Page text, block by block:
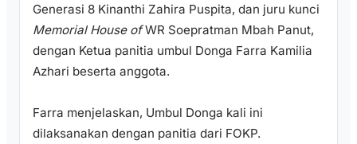
Generasi 8 Kinanthi Zahira Puspita, dan juru kunci
Memorial House ofWR Soepratman Mbah Panut,
dengan Ketua panitia umbul Donga Farra Kamilia
Azhari beserta anggota.
Farra menjelaskan, Umbul Donga kali ini
dilaksanakan dengan panitia dari FOKP.